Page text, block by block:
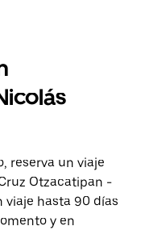
reserva un viaje
Otzacatipan -
viaje hasta 90 días
y en